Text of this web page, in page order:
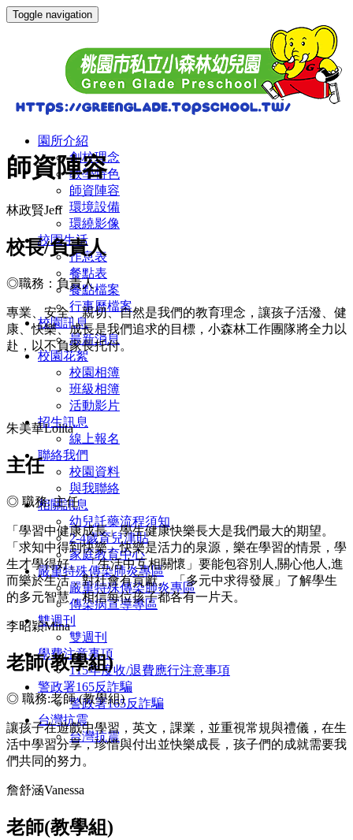
Toggle navigation
園所介紹
創校理念
教學特色
師資陣容
環境設備
環繞影像
校園生活
作息表
餐點表
餐點檔案
行事曆檔案
校園訊息
最新消息
校園花絮
校園相簿
班級相簿
活動影片
招生訊息
線上報名
聯絡我們
校園資料
與我聯絡
相關訊息
幼兒託藥流程須知
2-4歲育兒津貼
家庭教育中心
嚴重特殊傳染肺炎專區
嚴重特殊傳染肺炎專區
傳染病宣導專區
雙週刊
雙週刊
學費注意事項
115年度收/退費應行注意事項
警政署165反詐騙
警政署165反詐騙
台灣抗震
台灣抗震
師資陣容
林政賢Jeff
校長/負責人
◎職務：負責人
專業、安全、親切、自然是我們的教育理念，讓孩子活潑、健
康、快樂、成長是我們追求的目標，小森林工作團隊將全力以
赴，以不負家長托付。
朱美華Lolita
主任
◎ 職務: 主任
「學習中健康成長」學生健康快樂長大是我們最大的期望。
「求知中得到快樂」快樂是活力的泉源，樂在學習的情景，學
生才學得好。 「生活中互相關懷」要能包容別人,關心他人,進
而樂於生活，對社會有貢獻。 「多元中求得發展」了解學生
的多元智慧，相信每位孩子都各有一片天。
李昭穎Mina
老師(教學組)
◎ 職務:老師 (教學組)
讓孩子在遊戲中學習，英文，課業，並重視常規與禮儀，在生
活中學習分享，珍惜與付出並快樂成長，孩子們的成就需要我
們共同的努力。
詹舒涵Vanessa
老師(教學組)